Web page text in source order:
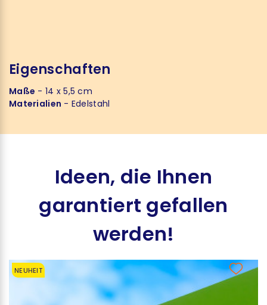
Eigenschaften
Maße - 14 x 5,5 cm
Materialien - Edelstahl
Ideen, die Ihnen
garantiert gefallen
werden!
NEUHEIT